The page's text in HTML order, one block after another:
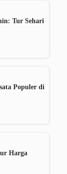
Tur Sehari
Populer di
Harga